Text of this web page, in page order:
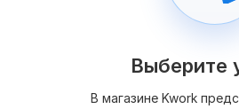
Выберите
В магазине Kwork